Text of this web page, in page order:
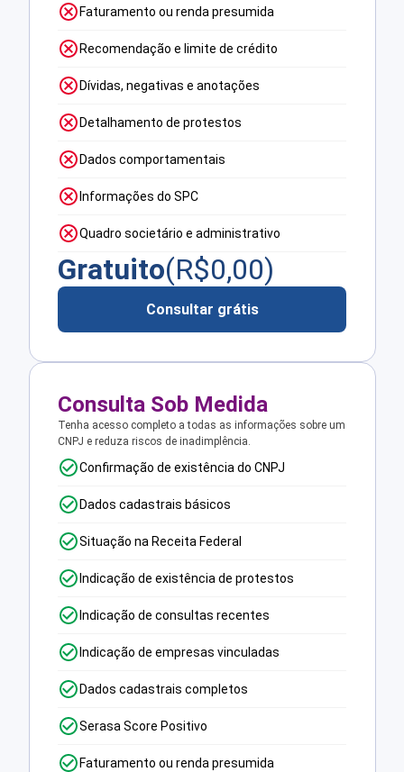
Faturamento ou renda presumida
Recomendação e limite de crédito
Dívidas, negativas e anotações
Detalhamento de protestos
Dados comportamentais
Informações do SPC
Quadro societário e administrativo
Gratuito(R$0,00)
Consultar grátis
Consulta Sob Medida
Tenha acesso completo a todas as informações sobre um
CNPJ e reduza riscos de inadimplência.
Confirmação de existência do CNPJ
Dados cadastrais básicos
Situação na Receita Federal
Indicação de existência de protestos
Indicação de consultas recentes
Indicação de empresas vinculadas
Dados cadastrais completos
Serasa Score Positivo
Faturamento ou renda presumida